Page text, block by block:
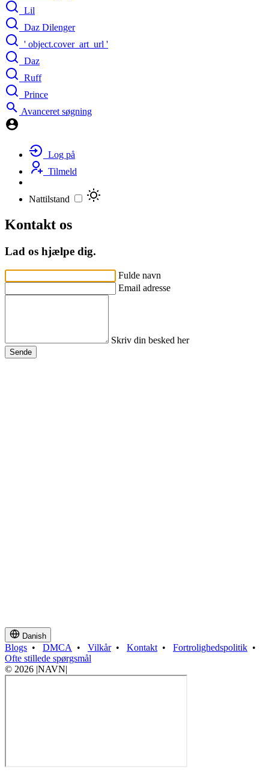
Lil
Daz Dilenger
' object.cover_art_url '
Daz
Ruff
Prince
Avanceret søgning
Log på
Tilmeld
Nattilstand
Kontakt os
Lad os hjælpe dig.
Fulde navn
Email adresse
Skriv din besked her
Sende
Danish
Blogs • DMCA • Vilkår• Kontakt • Fortrolighedspolitik •
Ofte stillede spørgsmål
© 2026 |NAVN|